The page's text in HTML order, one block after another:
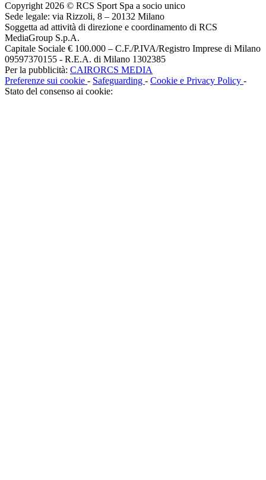
Copyright 2026 © RCS Sport Spa a socio unico
Sede legale: via Rizzoli, 8 – 20132 Milano
Soggetta ad attività di direzione e coordinamento di RCS
MediaGroup S.p.A.
Capitale Sociale € 100.000 – C.F./P.IVA/Registro Imprese di Milano
09597370155 - R.E.A. di Milano 1302385
Per la pubblicità: CAIRORCS MEDIA
Preferenze sui cookie - Safeguarding - Cookie e Privacy Policy -
Stato del consenso ai cookie: